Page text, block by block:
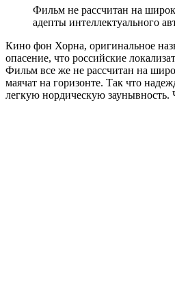
Фильм не рассчитан на
адепты интеллектуального
Кино фон Хорна, оригинальное
опасение, что российские
Фильм все же не рассчитан на
маячат на горизонте. Так что
легкую нордическую заунывность.